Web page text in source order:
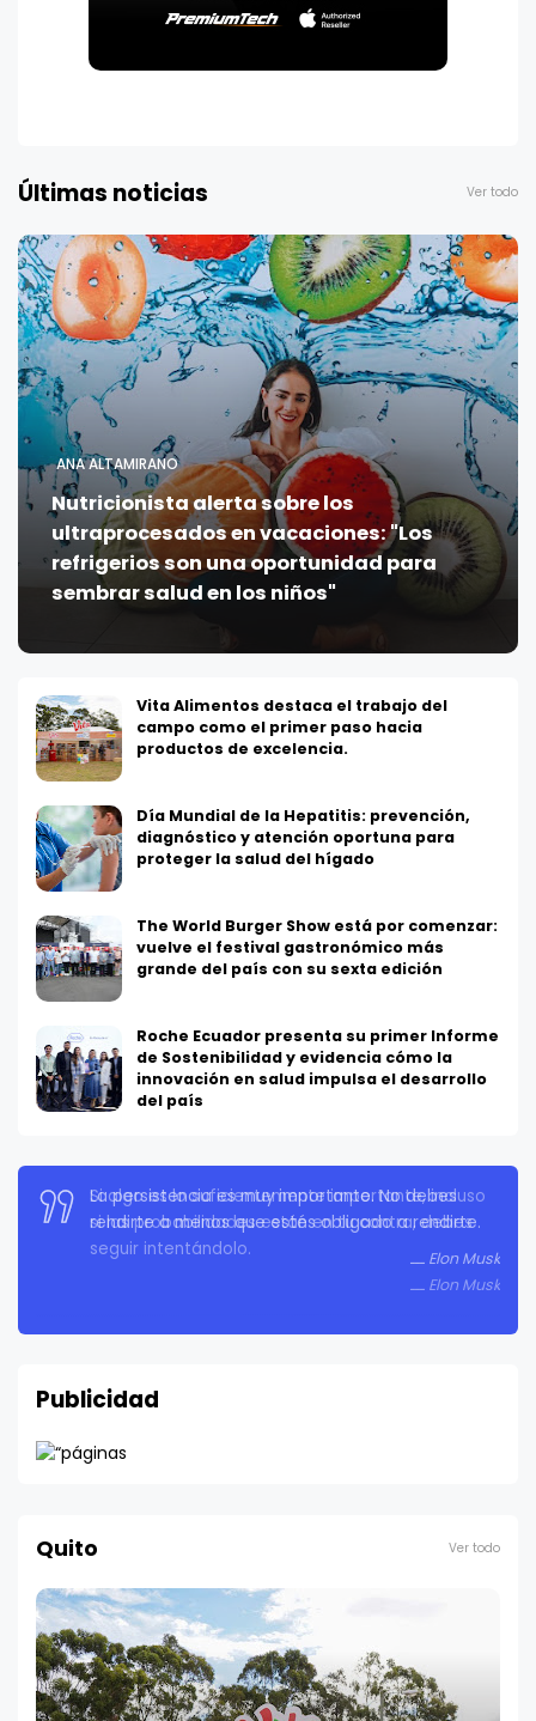
Últimas noticias Ver todo
ANA ALTAMIRANO
Nutricionista alerta sobre los
ultraprocesados en vacaciones: "Los
refrigerios son una oportunidad para
sembrar salud en los niños"
Vita Alimentos destaca el trabajo del
campo como el primer paso hacia
productos de excelencia.
Día Mundial de la Hepatitis: prevención,
diagnóstico y atención oportuna para
proteger la salud del hígado
The World Burger Show está por comenzar:
vuelve el festival gastronómico más
grande del país con su sexta edición
Roche Ecuador presenta su primer Informe
de Sostenibilidad y evidencia cómo la
innovación en salud impulsa el desarrollo
del país
La persistencia es muy importante. No debes
rendirte a menos que estés obligado a rendirte.
Elon Musk
Publicidad
Quito Ver todo